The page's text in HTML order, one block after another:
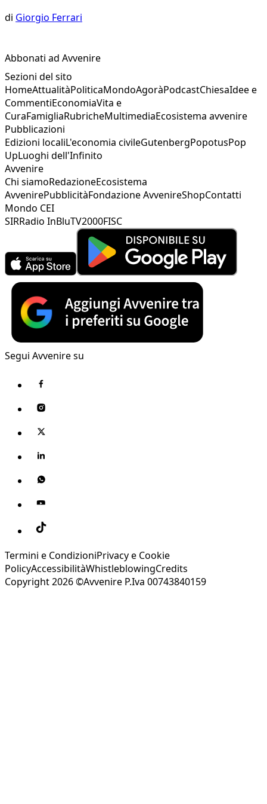
di Giorgio Ferrari
Abbonati ad Avvenire
Sezioni del sito
HomeAttualitàPoliticaMondoAgoràPodcastChiesaIdee e
CommentiEconomiaVita e
CuraFamigliaRubricheMultimediaEcosistema avvenire
Pubblicazioni
Edizioni localiL'economia civileGutenbergPopotusPop
UpLuoghi dell'Infinito
Avvenire
Chi siamoRedazioneEcosistema
AvvenirePubblicitàFondazione AvvenireShopContatti
Mondo CEI
SIRRadio InBluTV2000FISC
Segui Avvenire su
Termini e CondizioniPrivacy e Cookie
PolicyAccessibilitàWhistleblowingCredits
Copyright 2026 ©Avvenire P.Iva 00743840159